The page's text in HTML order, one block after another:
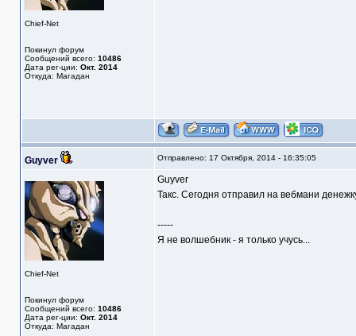
Chief-Net
Покинул форум
Сообщений всего: 10486
Дата рег-ции: Окт. 2014
Откуда: Магадан
Guyver Отправлено: 17 Октября, 2014 - 16:35:05
Chief-Net
Покинул форум
Сообщений всего: 10486
Дата рег-ции: Окт. 2014
Откуда: Магадан
Guyver
Такс. Сегодня отправил на вебмани
-----
Я не волшебник - я только учусь...